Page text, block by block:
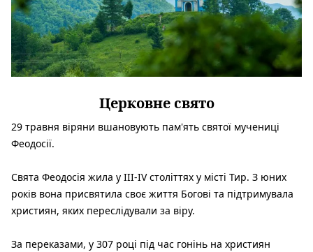
Церковне свято
29 травня віряни вшановують пам'ять святої мучениці
Феодосії.
Свята Феодосія жила у III-IV століттях у місті Тир. З юних
років вона присвятила своє життя Богові та підтримувала
християн, яких переслідували за віру.
За переказами, у 307 році під час гонінь на християн